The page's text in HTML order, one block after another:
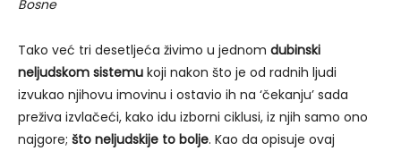
Bosne
Tako već tri desetljeća živimo u jednom dubinski
neljudskom sistemu koji nakon što je od radnih ljudi
izvukao njihovu imovinu i ostavio ih na ‘čekanju’ sada
preživa izvlačeći, kako idu izborni ciklusi, iz njih samo ono
najgore; što neljudskije to bolje. Kao da opisuje ovaj